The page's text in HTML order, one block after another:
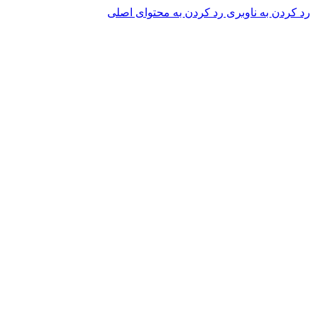
رد کردن به ناوبری رد کردن به محتوای اصلی